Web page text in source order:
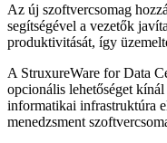
Az új szoftvercsomag
segítségével a vezetők
produktivitását, így
A StruxureWare for Data
opcionális lehetőséget
informatikai infrastruktúra
menedzsment